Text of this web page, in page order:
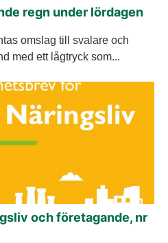
regn under lördagen
omslag till svalare och
med ett lågtryck som...
och företagande, nr